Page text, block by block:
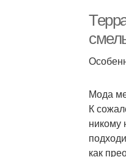
Мода
К
никому
как